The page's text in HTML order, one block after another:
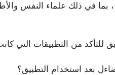
، بما في ذلك علماء النفس
للتأكد من التطبيقات التي
بعد استخدام التطبيق؟